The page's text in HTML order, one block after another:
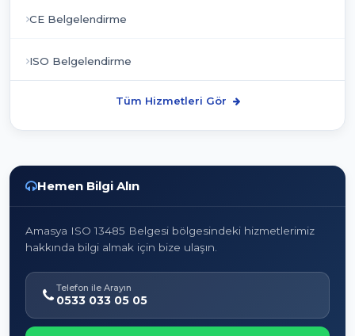
CE Belgelendirme
ISO Belgelendirme
Tüm Hizmetleri Gör
Hemen Bilgi Alın
Amasya ISO 13485 Belgesi bölgesindeki hizmetlerimiz
hakkında bilgi almak için bize ulaşın.
Telefon ile Arayın
0533 033 05 05